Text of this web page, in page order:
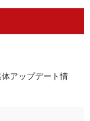
体アップデート情